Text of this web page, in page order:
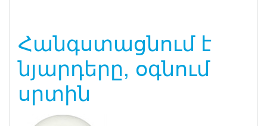
Հանգստացնում է
նյարդերը, օգնում
սրտին